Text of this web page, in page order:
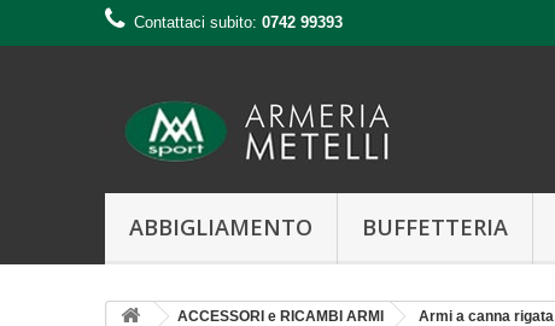
Contattaci subito: 0742 99393
ABBIGLIAMENTO BUFFETTERIA
ACCESSORI e RICAMBI ARMI Armi a canna rigata